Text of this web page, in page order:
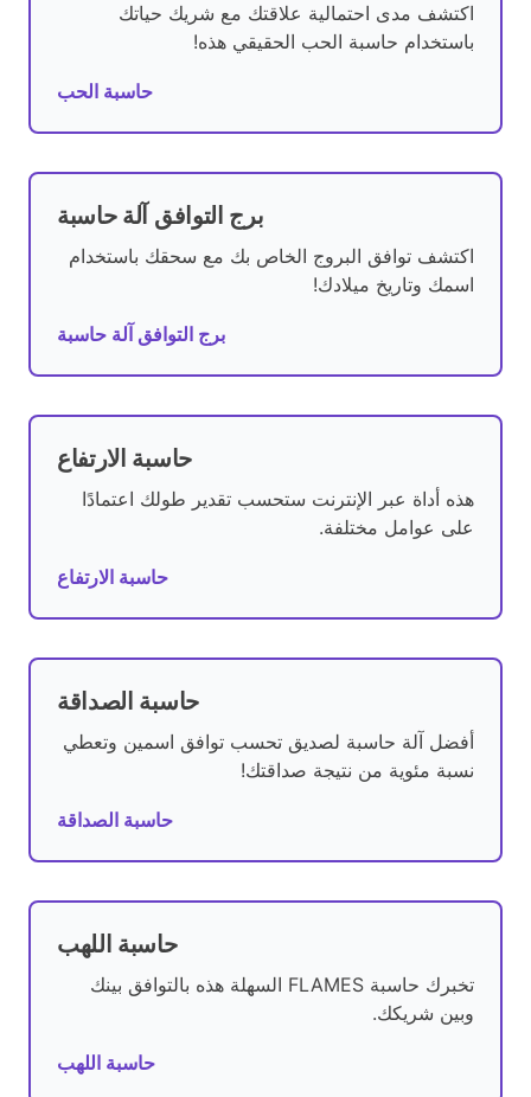
اكتشف مدى احتمالية علاقتك مع شريك حياتك
باستخدام حاسبة الحب الحقيقي هذه!
حاسبة الحب
برج التوافق آلة حاسبة
اكتشف توافق البروج الخاص بك مع سحقك باستخدام
اسمك وتاريخ ميلادك!
برج التوافق آلة حاسبة
حاسبة الارتفاع
هذه أداة عبر الإنترنت ستحسب تقدير طولك اعتمادًا
على عوامل مختلفة.
حاسبة الارتفاع
حاسبة الصداقة
أفضل آلة حاسبة لصديق تحسب توافق اسمين وتعطي
نسبة مئوية من نتيجة صداقتك!
حاسبة الصداقة
حاسبة اللهب
تخبرك حاسبة FLAMES السهلة هذه بالتوافق بينك
وبين شريكك.
حاسبة اللهب